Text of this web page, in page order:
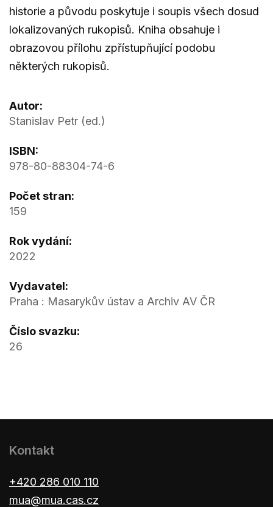
historie a původu poskytuje i soupis všech dosud
lokalizovaných rukopisů. Kniha obsahuje i
obrazovou přílohu zpřístupňující podobu
některých rukopisů.
Autor:
Stanislav Petr (ed.)
ISBN:
978-80-88304-74-6
Počet stran:
159
Rok vydání:
2022
Vydavatel:
Praha : Masarykův ústav a Archiv AV ČR
Číslo svazku:
26
Kontakt
+420 286 010 110
mua@mua.cas.cz